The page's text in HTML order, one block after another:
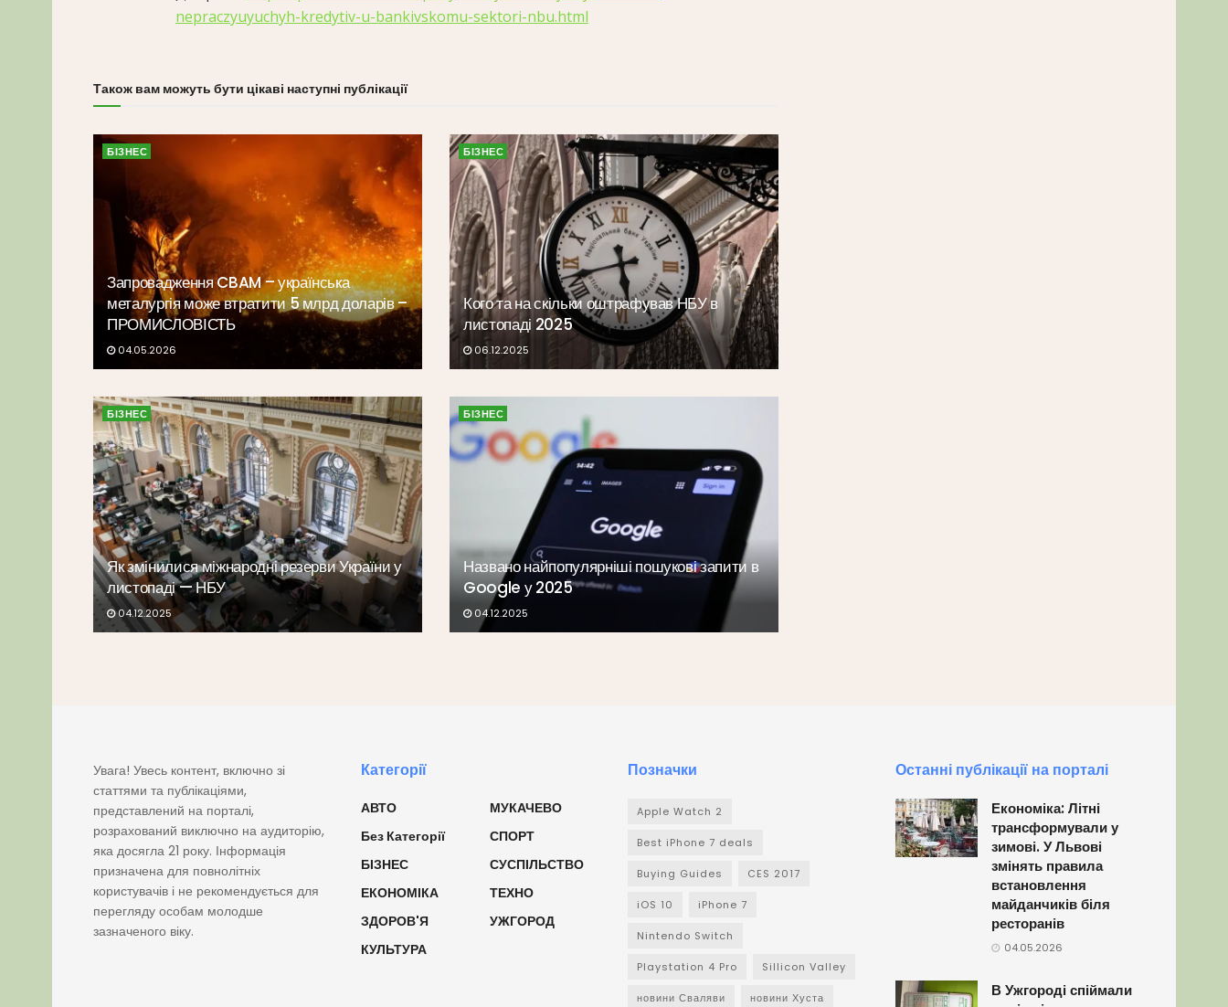
nepraczyuyuchyh-kredytiv-u-bankivskomu-sektori-nbu.html
Також вам можуть бути цікаві наступні публікації
БІЗНЕС
Запровадження CBAM – українська
металургія може втратити 5 млрд доларів –
ПРОМИСЛОВІСТЬ
04.05.2026
БІЗНЕС
Кого та на скільки оштрафував НБУ в
листопаді 2025
06.12.2025
БІЗНЕС
Як змінилися міжнародні резерви України у
листопаді — НБУ
04.12.2025
БІЗНЕС
Названо найпопулярніші пошукові запити в
Google у 2025
04.12.2025
Увага! Увесь контент, включно зі
статтями та публікаціями,
представлений на порталі,
розрахований виключно на аудиторію,
яка досягла 21 року. Інформація
призначена для повнолітніх
користувачів і не рекомендується для
перегляду особам молодше
зазначеного віку.
Категорії
АВТО
Без Категорії
БІЗНЕС
ЕКОНОМІКА
ЗДОРОВ'Я
КУЛЬТУРА
МУКАЧЕВО
СПОРТ
СУСПІЛЬСТВО
ТЕХНО
УЖГОРОД
Позначки
Apple Watch 2
Best iPhone 7 deals
Buying Guides CES 2017
iOS 10 iPhone 7
Nintendo Switch
Playstation 4 Pro Sillicon Valley
новини Сваляви новини Хуста
Останні публікації на порталі
Економіка: Літні
трансформували у
зимові. У Львові
змінять правила
встановлення
майданчиків біля
ресторанів
04.05.2026
В Ужгороді спіймали